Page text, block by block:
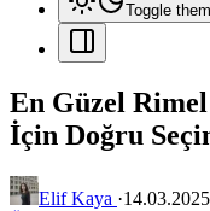
Toggle
En Güzel
İçin Doğru
Elif Kaya ·